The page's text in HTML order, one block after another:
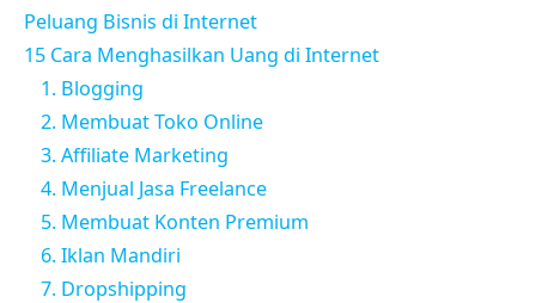
Peluang Bisnis di Internet
15 Cara Menghasilkan Uang di Internet
1. Blogging
2. Membuat Toko Online
3. Affiliate Marketing
4. Menjual Jasa Freelance
5. Membuat Konten Premium
6. Iklan Mandiri
7. Dropshipping